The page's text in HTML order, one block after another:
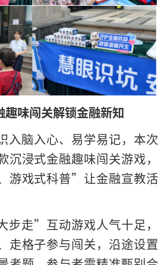
味闯关解锁金融新知
入脑入心、易学易记，本次
沉浸式金融趣味闯关游戏，
游戏式科普”让金融宣教活
步走”互动游戏人气十足，
走格子参与闯关，沿途设置